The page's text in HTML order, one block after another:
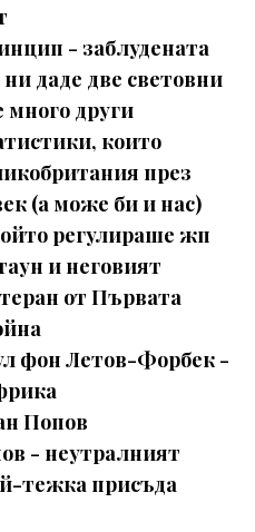
- заблудената
даде две световни
други
които
през
(а може би и нас)
регулираше жп
и неговият
от Първата
фон Летов-Форбек -
Попов
- неутралният
тежка присъда